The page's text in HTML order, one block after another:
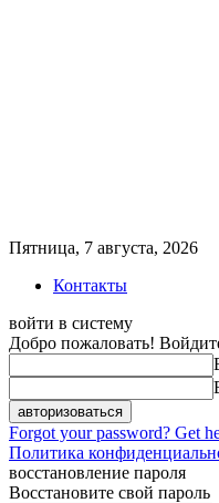
Пятница, 7 августа, 2026
Контакты
войти в систему
Добро пожаловать!
Forgot your password? Get
Политика
восстановление пароля
Восстановите свой пароль